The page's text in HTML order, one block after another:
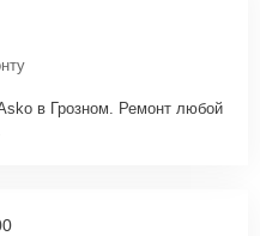
в Грозном. Ремонт любой